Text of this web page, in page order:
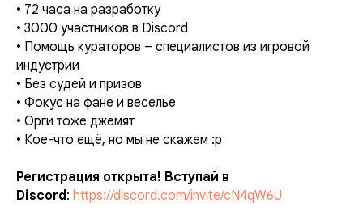
• 72 часа на разработку
• 3000 участников в Discord
• Помощь кураторов – специалистов из игровой
индустрии
• Без судей и призов
• Фокус на фане и веселье
• Орги тоже джемят
• Кое-что ещё, но мы не скажем :p
Регистрация открыта! Вступай в
Discord: https://discord.com/invite/cN4qW6U